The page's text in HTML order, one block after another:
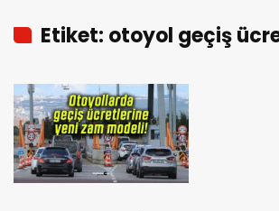
Etiket: otoyol geçiş